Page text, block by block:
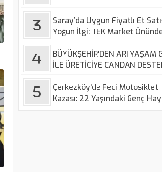
Saray’da Uygun Fiyatlı Et
Yoğun İlgi: TEK Market Önünde
BÜYÜKŞEHİR'DEN ARI YAŞAM
İLE ÜRETİCİYE CANDAN
Çerkezköy'de Feci Motosiklet
Kazası: 22 Yaşındaki Genç